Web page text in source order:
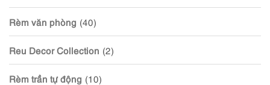
Rèm văn phòng (40)
Reu Decor Collection (2)
Rèm trần tự động (10)